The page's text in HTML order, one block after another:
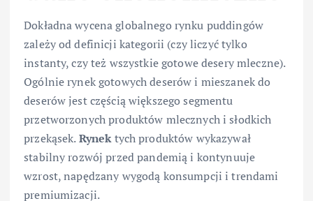
Dokładna wycena globalnego rynku puddingów
zależy od definicji kategorii (czy liczyć tylko
instanty, czy też wszystkie gotowe desery mleczne).
Ogólnie rynek gotowych deserów i mieszanek do
deserów jest częścią większego segmentu
przetworzonych produktów mlecznych i słodkich
przekąsek.Rynektych produktów wykazywał
stabilny rozwój przed pandemią i kontynuuje
wzrost, napędzany wygodą konsumpcji i trendami
premiumizacji.